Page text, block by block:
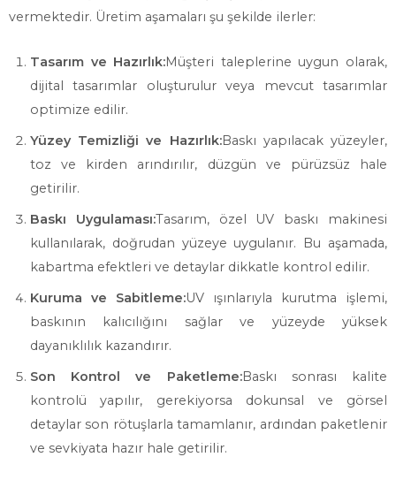
vermektedir. Üretim aşamaları şu şekilde ilerler:
Tasarım ve Hazırlık:Müşteri taleplerine uygun olarak,
dijital tasarımlar oluşturulur veya mevcut tasarımlar
optimize edilir.
Yüzey Temizliği ve Hazırlık:Baskı yapılacak yüzeyler,
toz ve kirden arındırılır, düzgün ve pürüzsüz hale
getirilir.
Baskı Uygulaması:Tasarım, özel UV baskı makinesi
kullanılarak, doğrudan yüzeye uygulanır. Bu aşamada,
kabartma efektleri ve detaylar dikkatle kontrol edilir.
Kuruma ve Sabitleme:UV ışınlarıyla kurutma işlemi,
baskının kalıcılığını sağlar ve yüzeyde yüksek
dayanıklılık kazandırır.
Son Kontrol ve Paketleme:Baskı sonrası kalite
kontrolü yapılır, gerekiyorsa dokunsal ve görsel
detaylar son rötuşlarla tamamlanır, ardından paketlenir
ve sevkiyata hazır hale getirilir.